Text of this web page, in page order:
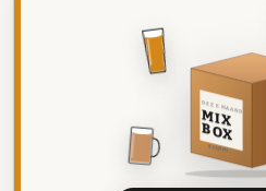
DEZE MAAND
MIX
BOX
8 BIEREN